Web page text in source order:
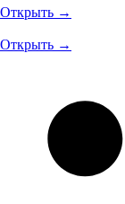
Открыть →
Открыть →